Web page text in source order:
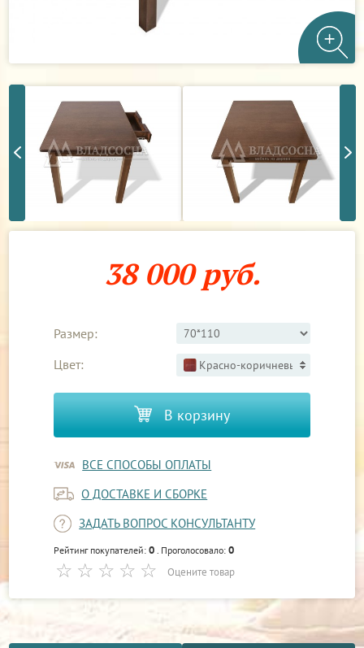
38 000 руб.
Размер:
Цвет:
Красно-коричневый 3
В корзину
ВСЕ СПОСОБЫ ОПЛАТЫ
О ДОСТАВКЕ И СБОРКЕ
ЗАДАТЬ ВОПРОС КОНСУЛЬТАНТУ
Рейтинг покупателей:0. Проголосовало:0
Оцените товар